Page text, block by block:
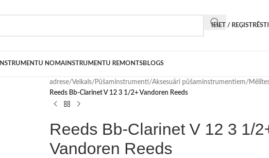
IEIET /
INSTRUMENTU NOMA INSTRUMENTU REMONTSBLOGS
adrese/Veikals/ Pūšaminstrumenti/Aksesuāri pūšaminstrumentiem/
Reeds Bb-Clarinet V 12 3 1/2+ Vandoren Reeds
Reeds Bb-Clarinet V 12 3 1/
Vandoren Reeds